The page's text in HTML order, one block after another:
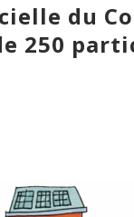
du
250